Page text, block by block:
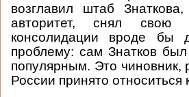
возглавил штаб
авторитет, снял свою
консолидации вроде бы
проблему: сам Знатков
популярным. Это
России принято относиться